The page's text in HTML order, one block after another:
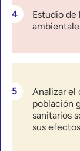
Estudio de
Analizar el
población
sanitarios
sus